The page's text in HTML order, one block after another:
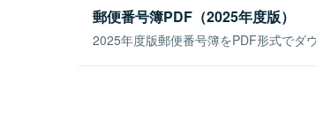
郵便番号簿PDF（2025年度版）
2025年度版郵便番号簿をPDF形式でダ